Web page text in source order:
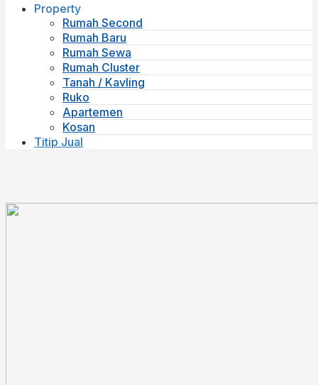
Property
Rumah Second
Rumah Baru
Rumah Sewa
Rumah Cluster
Tanah / Kavling
Ruko
Apartemen
Kosan
Titip Jual